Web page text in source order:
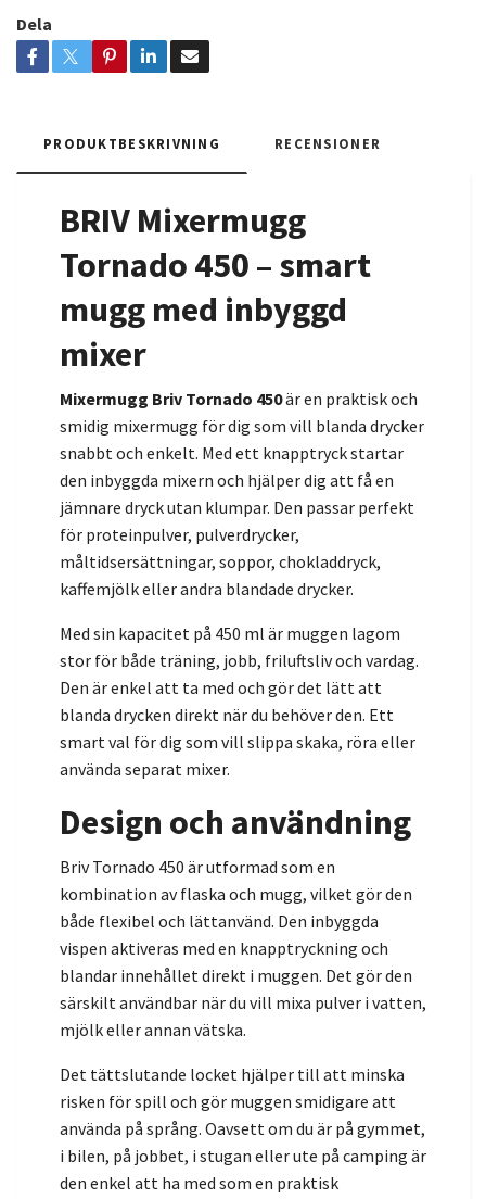
Dela
PRODUKTBESKRIVNING RECENSIONER
BRIV Mixermugg
Tornado 450 – smart
mugg med inbyggd
mixer
Mixermugg Briv Tornado 450är en praktisk och
smidig mixermugg för dig som vill blanda drycker
snabbt och enkelt. Med ett knapptryck startar
den inbyggda mixern och hjälper dig att få en
jämnare dryck utan klumpar. Den passar perfekt
för proteinpulver, pulverdrycker,
måltidsersättningar, soppor, chokladdryck,
kaffemjölk eller andra blandade drycker.
Med sin kapacitet på 450 ml är muggen lagom
stor för både träning, jobb, friluftsliv och vardag.
Den är enkel att ta med och gör det lätt att
blanda drycken direkt när du behöver den. Ett
smart val för dig som vill slippa skaka, röra eller
använda separat mixer.
Design och användning
Briv Tornado 450 är utformad som en
kombination av flaska och mugg, vilket gör den
både flexibel och lättanvänd. Den inbyggda
vispen aktiveras med en knapptryckning och
blandar innehållet direkt i muggen. Det gör den
särskilt användbar när du vill mixa pulver i vatten,
mjölk eller annan vätska.
Det tättslutande locket hjälper till att minska
risken för spill och gör muggen smidigare att
använda på språng. Oavsett om du är på gymmet,
i bilen, på jobbet, i stugan eller ute på camping är
den enkel att ha med som en praktisk